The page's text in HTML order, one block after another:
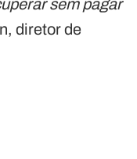
sem pagar
diretor de